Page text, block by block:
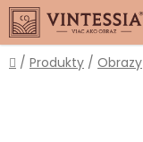
Prejsť
na
obsah
Domov
/ Produkty / Obrazy